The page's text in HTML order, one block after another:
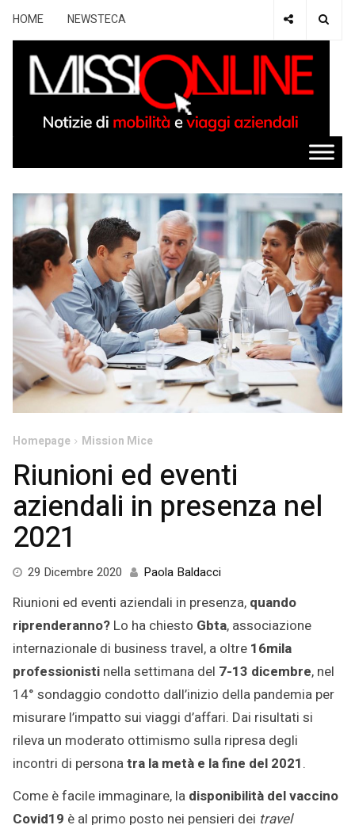
HOME NEWSTECA
Homepage Mission Mice
Riunioni ed eventi
aziendali in presenza nel
2021
29 Dicembre 2020 29
2020
Paola Baldacci
Riunioni ed eventi aziendali in presenza, quando
riprenderanno? Lo ha chiesto Gbta, associazione
internazionale di business travel, a oltre 16mila
professionisti nella settimana del 7-13 dicembre, nel
14° sondaggio condotto dall’inizio della pandemia per
misurare l’impatto sui viaggi d’affari. Dai risultati si
rileva un moderato ottimismo sulla ripresa degli
incontri di personatra la metà e la fine del 2021.
Come è facile immaginare, la disponibilità del vaccino
Covid19 è al primo posto nei pensieri dei travel